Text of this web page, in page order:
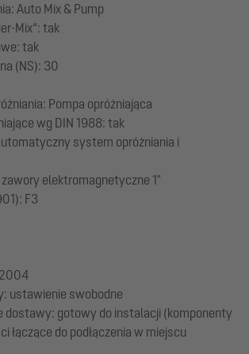
Auto Mix & Pump
Mix“: tak
tak
(NS): 30
Pompa opróżniająca
wg DIN 1988: tak
system opróżniania i
elektromagnetyczne 1"
F3
2004
ustawienie swobodne
dostawy: gotowy do instalacji (komponenty
łączące do podłączenia w miejscu